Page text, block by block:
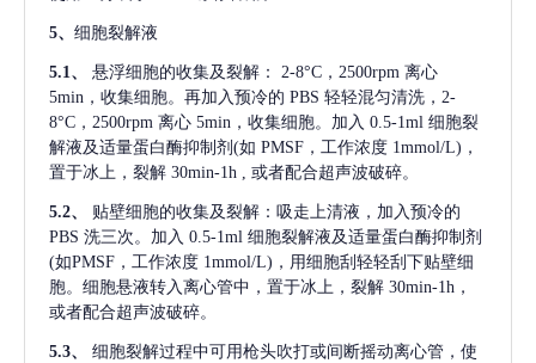
5、 细胞裂解液
5.1、 悬浮细胞的收集及裂解：
2-8°C，2500rpm 离心
5min，收集细胞。再加入预冷的 PBS 轻轻混匀清洗，2-
8°C，2500rpm 离心 5min，收集细胞。加入 0.5-1ml 细胞裂
解液及适量蛋白酶抑制剂(如 PMSF，工作浓度 1mmol/L)，
置于冰上，裂解 30min-1h , 或者配合超声波破碎。
5.2、
贴壁细胞的收集及裂解：吸走上清液，加入预冷的
PBS 洗三次。加入 0.5-1ml 细胞裂解液及适量蛋白酶抑制剂
(如PMSF，工作浓度 1mmol/L)，用细胞刮轻轻刮下贴壁细
胞。细胞悬液转入离心管中，置于冰上，裂解 30min-1h，
或者配合超声波破碎。
5.3、
细胞裂解过程中可用枪头吹打或间断摇动离心管，使